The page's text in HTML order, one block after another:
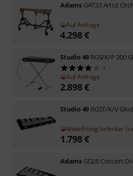
Adams GAT33 Artist
Auf Anfrage
4.298€
Studio 49 RGS/K/P 300
1
Auf Anfrage
2.898€
Studio 49 RGST/K/V
Mittelfristig lieferbar
1.798€
Adams GD26 Concert